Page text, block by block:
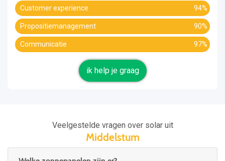
Customer experience 94%
Propositiemanagement 90%
Communicatie 97%
ik help je graag
Veelgestelde vragen over solar uit
Middelstum